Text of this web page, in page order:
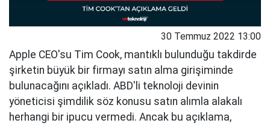
30 Temmuz 2022 13:00
Apple CEO'su Tim Cook, mantıklı bulunduğu takdirde
şirketin büyük bir firmayı satın alma girişiminde
bulunacağını açıkladı. ABD'li teknoloji devinin
yöneticisi şimdilik söz konusu satın alımla alakalı
herhangi bir ipucu vermedi. Ancak bu açıklama,